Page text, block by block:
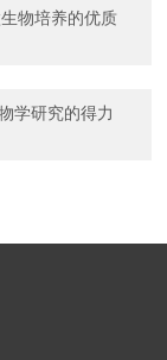
物培养的优质
学研究的得力